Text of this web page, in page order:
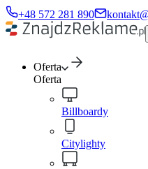
+48 572 281 890
Oferta
Oferta
Billboardy
Citylighty